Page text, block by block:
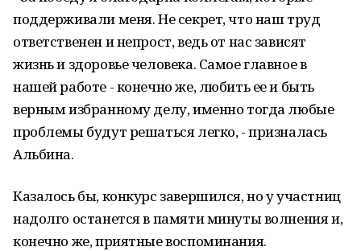
поддерживали меня. Не секрет, что наш труд
ответственен и непрост, ведь от нас зависят
жизнь и здоровье человека. Самое главное в
нашей работе - конечно же, любить ее и быть
верным избранному делу, именно тогда любые
проблемы будут решаться легко, - призналась
Альбина.
Казалось бы, конкурс завершился, но у участниц
надолго останется в памяти минуты волнения и,
конечно же, приятные воспоминания.